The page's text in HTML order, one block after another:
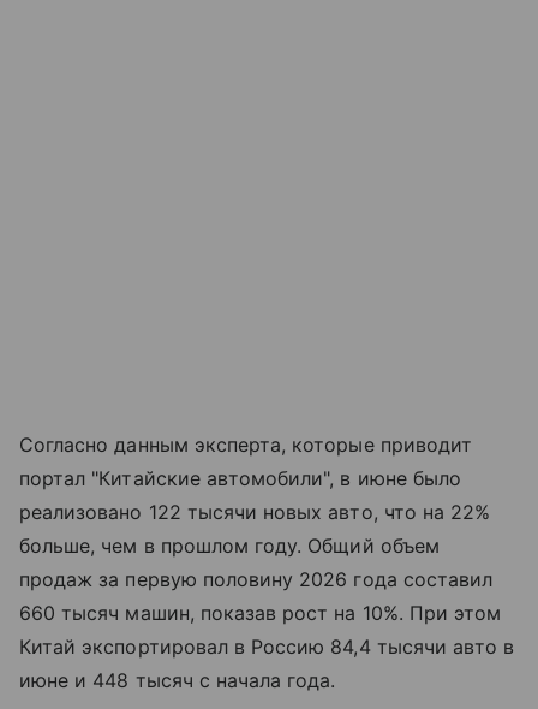
Согласно данным эксперта, которые приводит
портал "Китайские автомобили", в июне было
реализовано 122 тысячи новых авто, что на 22%
больше, чем в прошлом году. Общий объем
продаж за первую половину 2026 года составил
660 тысяч машин, показав рост на 10%. При этом
Китай экспортировал в Россию 84,4 тысячи авто в
июне и 448 тысяч с начала года.